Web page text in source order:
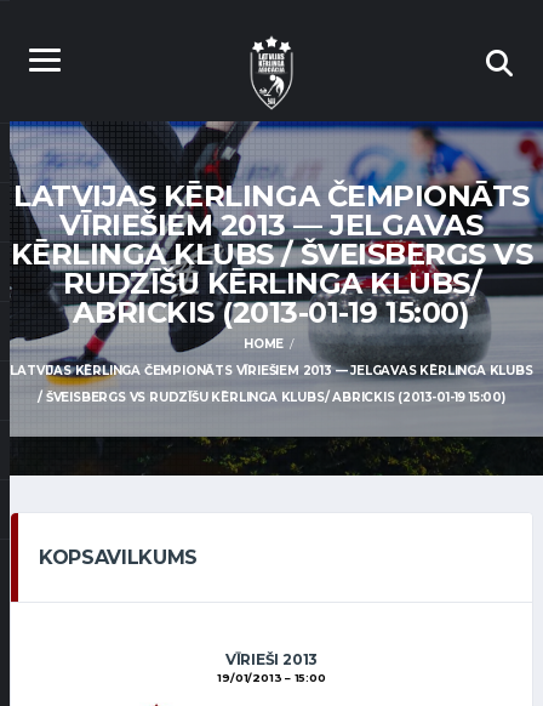
LATVIJAS KĒRLINGA ČEMPIONĀTS
VĪRIEŠIEM 2013 — JELGAVAS
KĒRLINGA KLUBS / ŠVEISBERGS VS
RUDZĪŠU KĒRLINGA KLUBS/
ABRICKIS (2013-01-19 15:00)
HOME
LATVIJAS KĒRLINGA ČEMPIONĀTS VĪRIEŠIEM 2013 — JELGAVAS KĒRLINGA KLUBS
/ ŠVEISBERGS VS RUDZĪŠU KĒRLINGA KLUBS/ ABRICKIS (2013-01-19 15:00)
KOPSAVILKUMS
VĪRIEŠI 2013
19/01/2013 15:00